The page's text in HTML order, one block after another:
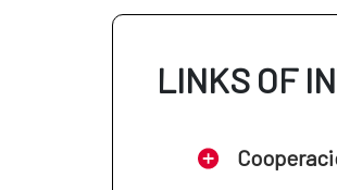
LINKS OF